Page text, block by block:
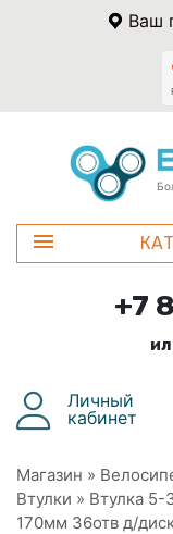
Ваш
+7
Личный
кабинет
Магазин »
Втулки » Втулка 5-
170мм 36отв д/